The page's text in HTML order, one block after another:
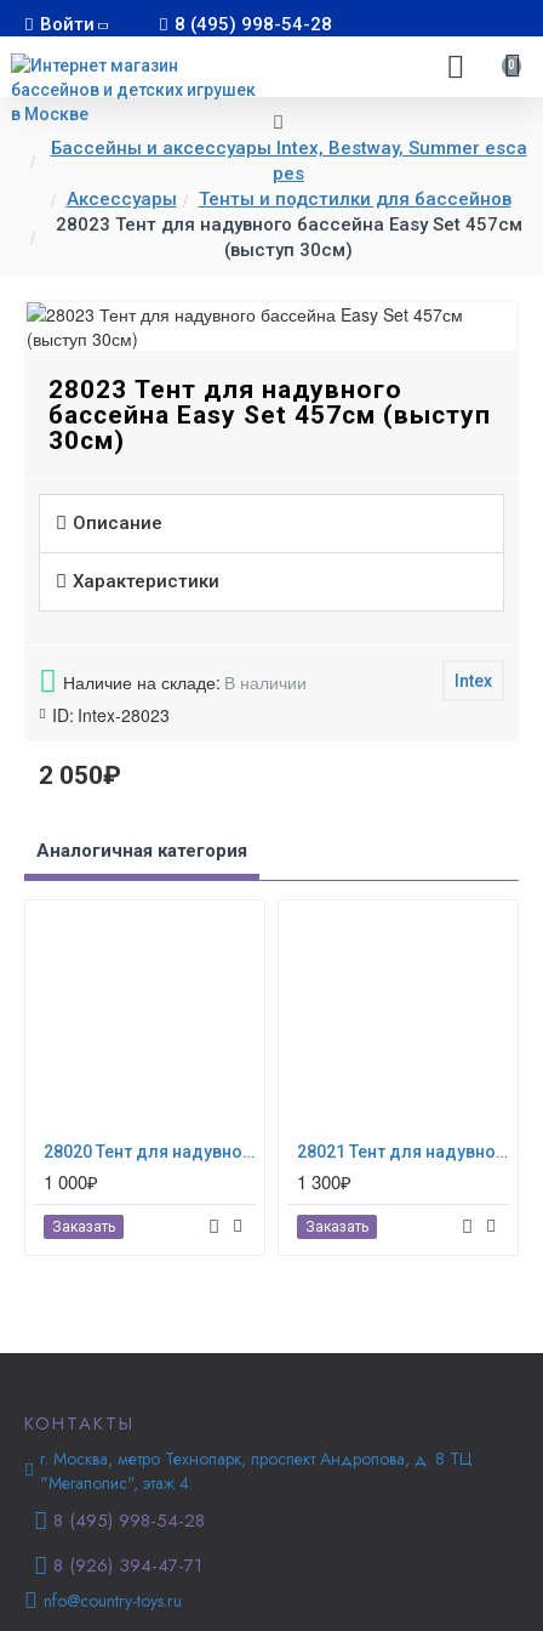
Войти 8 (495) 998-54-28
0
Бассейны и аксессуары Intex, Bestway, Summer esca
pes
Аксессуары
Тенты и подстилки для бассейнов
28023 Тент для надувного бассейна Easy Set 457см
(выступ 30см)
28023 Тент для надувного
бассейна Easy Set 457см (выступ
30см)
Описание
Характеристики
Наличие на складе: В наличии
ID: Intex-28023
Intex
2 050₽
Аналогичная категория
28020 Тент для надувного бассейна Easy Set 244см (выступ 30см)
1 000₽
Заказать
28021 Тент для надувного бассейна Easy Set 305см (выступ 30см)
1 300₽
Заказать
КОНТАКТЫ
г. Москва, метро Технопарк, проспект Андропова, д. 8 ТЦ
"Мегаполис", этаж 4.
8 (495) 998-54-28
8 (926) 394-47-71
nfo@country-toys.ru